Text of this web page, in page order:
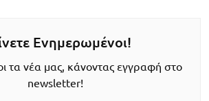
Ενημερωμένοι!
τα νέα μας, κάνοντας εγγραφή στο
newsletter!